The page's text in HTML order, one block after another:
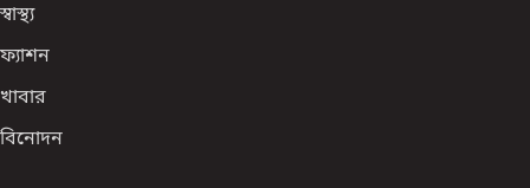
স্বাস্থ্য
ফ্যাশন
খাবার
বিনোদন